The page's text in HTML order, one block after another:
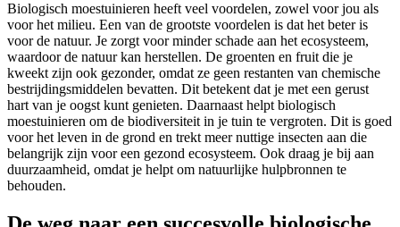
Biologisch moestuinieren heeft veel voordelen, zowel voor jou als
voor het milieu. Een van de grootste voordelen is dat het beter is
voor de natuur. Je zorgt voor minder schade aan het ecosysteem,
waardoor de natuur kan herstellen. De groenten en fruit die je
kweekt zijn ook gezonder, omdat ze geen restanten van chemische
bestrijdingsmiddelen bevatten. Dit betekent dat je met een gerust
hart van je oogst kunt genieten. Daarnaast helpt biologisch
moestuinieren om de biodiversiteit in je tuin te vergroten. Dit is goed
voor het leven in de grond en trekt meer nuttige insecten aan die
belangrijk zijn voor een gezond ecosysteem. Ook draag je bij aan
duurzaamheid, omdat je helpt om natuurlijke hulpbronnen te
behouden.